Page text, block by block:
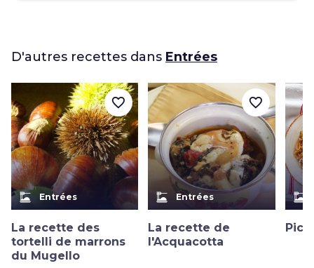
D'autres recettes dans Entrées
dinner_dining Entrées
La recette des
tortelli de marrons
du Mugello
favorite_border
dinner_dining Entrées
La recette de
l'Acquacotta
favorite_border
dinner_dining
Pici